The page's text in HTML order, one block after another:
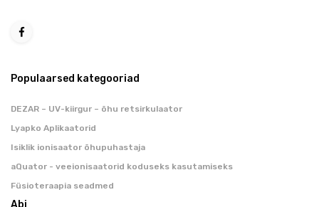
Populaarsed kategooriad
DEZAR – UV-kiirgur – õhu retsirkulaator
Lyapko Aplikaatorid
Isiklik ionisaator õhupuhastaja
aQuator - veeionisaatorid koduseks kasutamiseks
Füsioteraapia seadmed
Abi